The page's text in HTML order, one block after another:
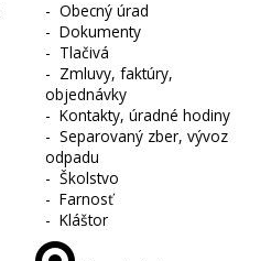
-Obecný úrad
-Dokumenty
- Tlačivá
- Zmluvy, faktúry,
objednávky
-Kontakty, úradné hodiny
-Separovaný zber, vývoz
odpadu
-Školstvo
-Farnosť
-Kláštor